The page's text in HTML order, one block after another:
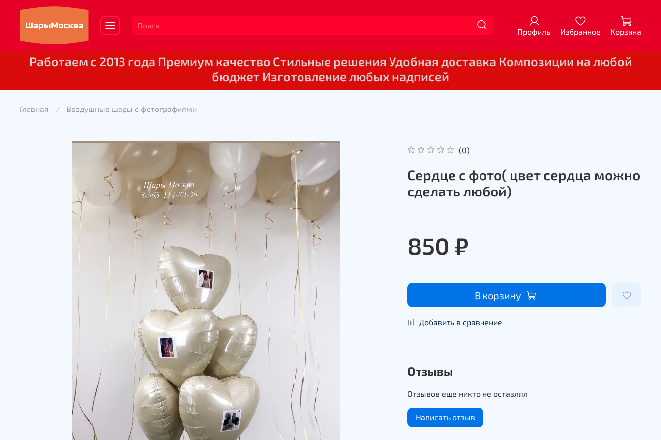
Профиль Избранное Корзина
Работаем с 2013 года Премиум качество Стильные решения Удобная доставка Композиции на любой
бюджет Изготовление любых надписей
Главная Воздушные шары с фотографиями
(0)
Сердце с фото( цвет сердца можно
сделать любой)
850 ₽
В корзину
Добавить в сравнение
Отзывы
Отзывов еще никто не оставлял
Написать отзыв